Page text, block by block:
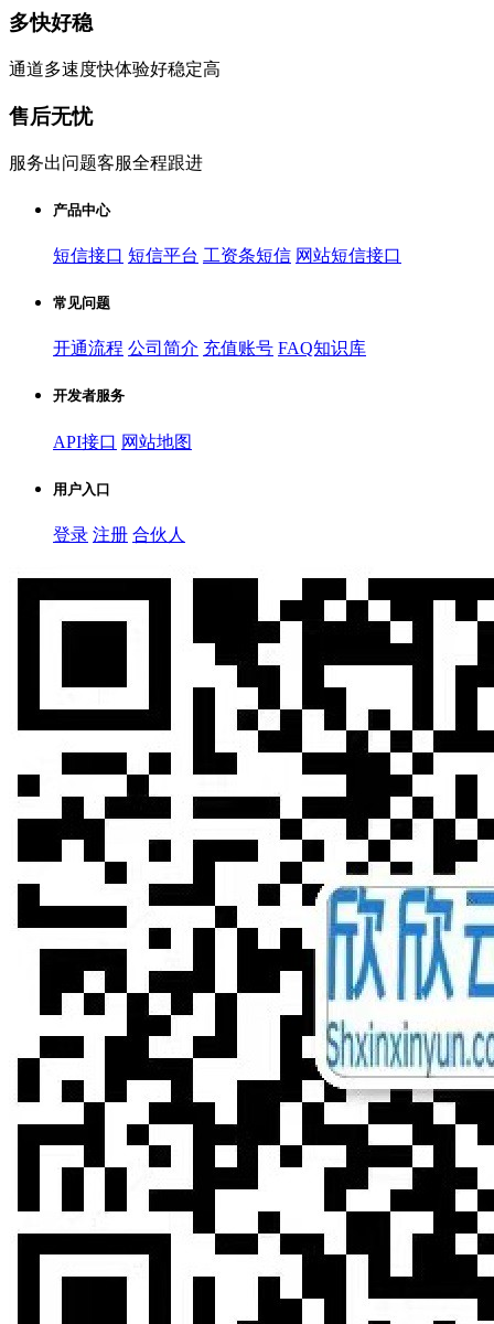
多快好稳
通道多速度快体验好稳定高
售后无忧
服务出问题客服全程跟进
产品中心
短信接口 短信平台 工资条短信 网站短信接口
常见问题
开通流程 公司简介 充值账号 FAQ知识库
开发者服务
API接口 网站地图
用户入口
登录 注册 合伙人